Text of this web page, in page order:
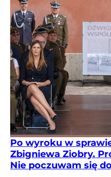
Po wyroku w
Zbigniewa Ziobry.
Nie poczuwam się